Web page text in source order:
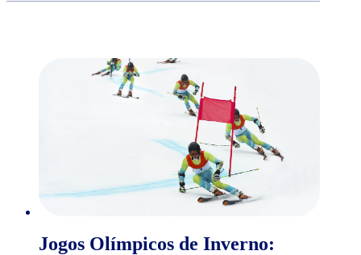
Jogos Olímpicos de Inverno: